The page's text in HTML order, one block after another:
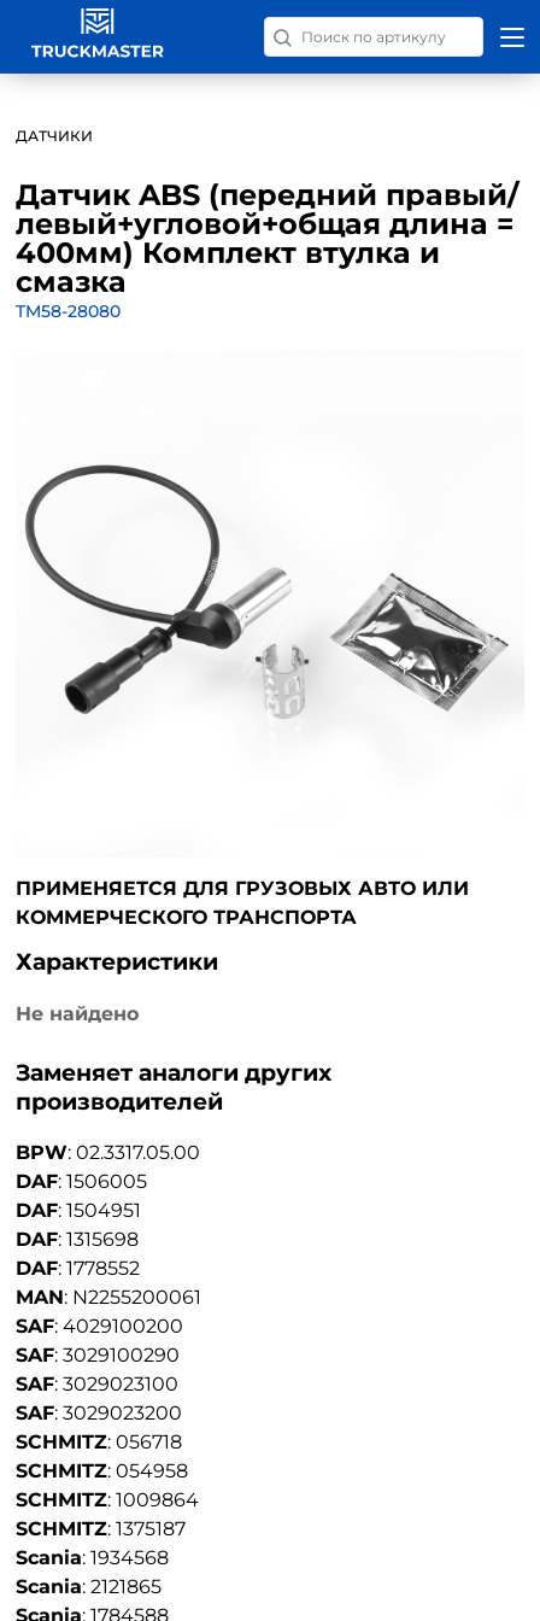
Поиск запчастей по
ДАТЧИКИ
Датчик ABS (передний правый/
левый+угловой+общая длина =
400мм) Комплект втулка и
смазка
TM58-28080
ПРИМЕНЯЕТСЯ ДЛЯ ГРУЗОВЫХ АВТО ИЛИ
КОММЕРЧЕСКОГО ТРАНСПОРТА
Характеристики
Не найдено
Заменяет аналоги других
производителей
BPW:02.3317.05.00
DAF:1506005
DAF:1504951
DAF:1315698
DAF:1778552
MAN: N2255200061
SAF:4029100200
SAF:3029100290
SAF:3029023100
SAF:3029023200
SCHMITZ:056718
SCHMITZ:054958
SCHMITZ:1009864
SCHMITZ:1375187
Scania:1934568
Scania:2121865
Scania:1784588